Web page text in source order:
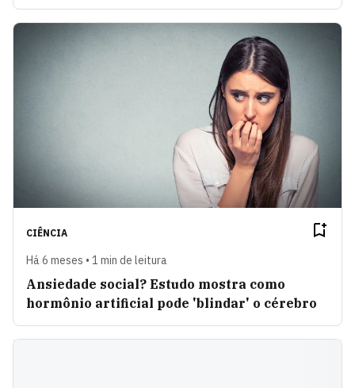
CIÊNCIA
Há 6 meses • 1 min de leitura
Ansiedade social? Estudo mostra como
hormônio artificial pode 'blindar' o cérebro